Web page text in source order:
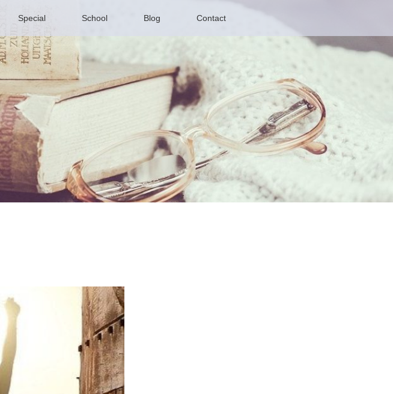
Special School Blog Contact